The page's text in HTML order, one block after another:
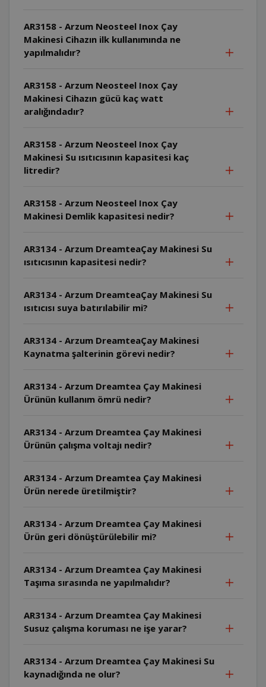
AR3158 - Arzum Neosteel Inox Çay
Makinesi Cihazın ilk kullanımında ne
yapılmalıdır?
AR3158 - Arzum Neosteel Inox Çay
Makinesi Cihazın gücü kaç watt
aralığındadır?
AR3158 - Arzum Neosteel Inox Çay
Makinesi Su ısıtıcısının kapasitesi kaç
litredir?
AR3158 - Arzum Neosteel Inox Çay
Makinesi Demlik kapasitesi nedir?
AR3134 - Arzum DreamteaÇay Makinesi Su
ısıtıcısının kapasitesi nedir?
AR3134 - Arzum DreamteaÇay Makinesi Su
ısıtıcısı suya batırılabilir mi?
AR3134 - Arzum DreamteaÇay Makinesi
Kaynatma şalterinin görevi nedir?
AR3134 - Arzum Dreamtea Çay Makinesi
Ürünün kullanım ömrü nedir?
AR3134 - Arzum Dreamtea Çay Makinesi
Ürünün çalışma voltajı nedir?
AR3134 - Arzum Dreamtea Çay Makinesi
Ürün nerede üretilmiştir?
AR3134 - Arzum Dreamtea Çay Makinesi
Ürün geri dönüştürülebilir mi?
AR3134 - Arzum Dreamtea Çay Makinesi
Taşıma sırasında ne yapılmalıdır?
AR3134 - Arzum Dreamtea Çay Makinesi
Susuz çalışma koruması ne işe yarar?
AR3134 - Arzum Dreamtea Çay Makinesi Su
kaynadığında ne olur?